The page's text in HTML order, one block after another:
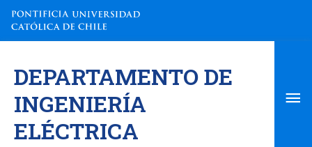
contenido
DEPARTAMENTO DE
INGENIERÍA
ELÉCTRICA